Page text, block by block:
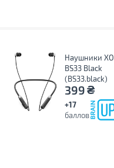
Наушники XO
BS33 Black
(BS33.black)
399₴
+17
баллов